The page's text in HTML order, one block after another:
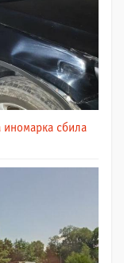
иномарка сбила